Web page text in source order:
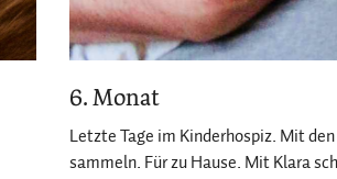
6. Monat
Letzte Tage im Kinderhospiz. Mit
sammeln. Für zu Hause. Mit Klara